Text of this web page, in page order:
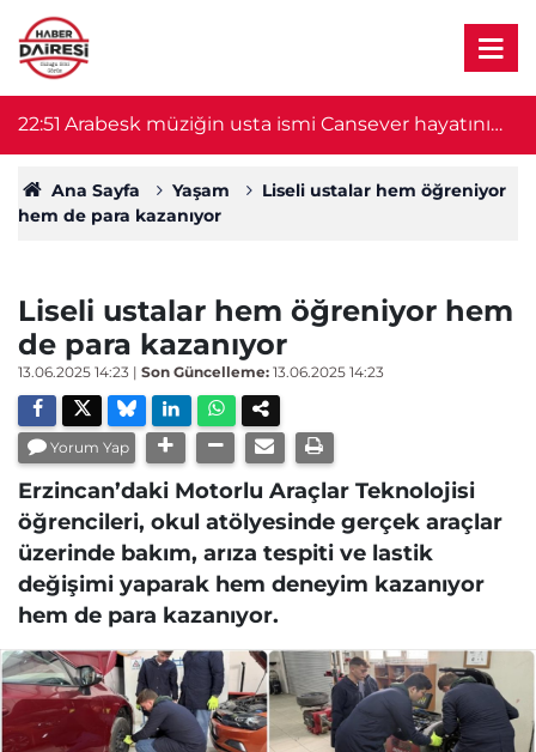
22:51 Arabesk müziğin usta ismi Cansever hayatını
kaybetti
Ana Sayfa Yaşam
Liseli ustalar hem öğreniyor
hem de para kazanıyor
Liseli ustalar hem öğreniyor hem
de para kazanıyor
13.06.2025 14:23 | Son Güncelleme: 13.06.2025 14:23
Yorum Yap
Erzincan’daki Motorlu Araçlar Teknolojisi
öğrencileri, okul atölyesinde gerçek araçlar
üzerinde bakım, arıza tespiti ve lastik
değişimi yaparak hem deneyim kazanıyor
hem de para kazanıyor.